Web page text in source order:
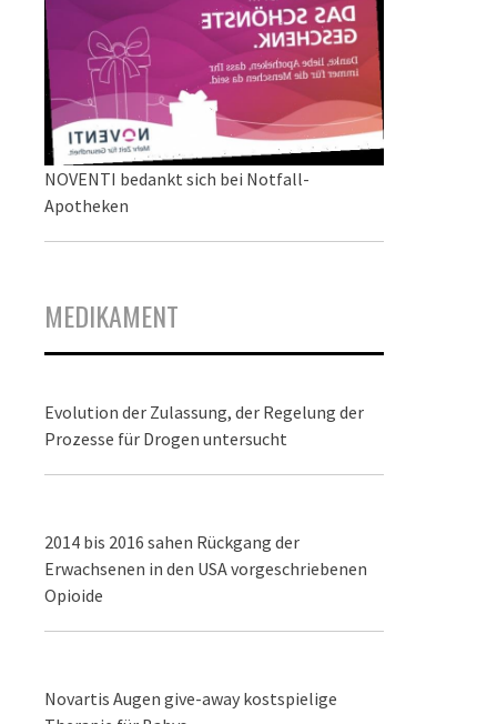
NOVENTI bedankt sich bei Notfall-
Apotheken
MEDIKAMENT
Evolution der Zulassung, der Regelung der
Prozesse für Drogen untersucht
2014 bis 2016 sahen Rückgang der
Erwachsenen in den USA vorgeschriebenen
Opioide
Novartis Augen give-away kostspielige